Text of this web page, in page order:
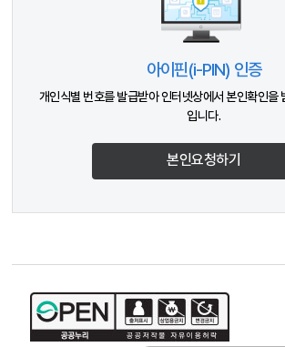
아이핀(i-PIN) 인증
개인식별 번호를 발급받아 인터넷상에서 본인확인을
입니다.
본인요청하기